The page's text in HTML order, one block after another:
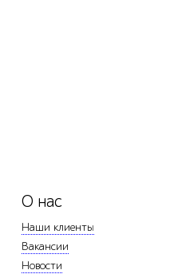
О нас
Наши клиенты
Вакансии
Новости